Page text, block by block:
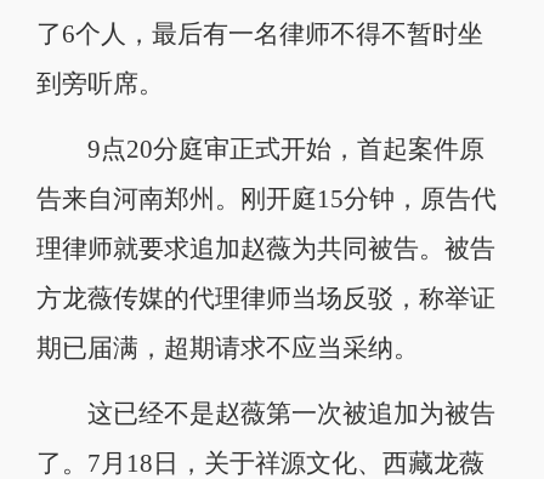
了6个人，最后有一名律师不得不暂时坐
到旁听席。
9点20分庭审正式开始，首起案件原
告来自河南郑州。刚开庭15分钟，原告代
理律师就要求追加赵薇为共同被告。被告
方龙薇传媒的代理律师当场反驳，称举证
期已届满，超期请求不应当采纳。
这已经不是赵薇第一次被追加为被告
了。7月18日，关于祥源文化、西藏龙薇